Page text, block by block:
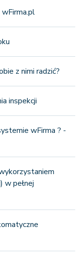
z nimi radzić?
inspekcji
wFirma ? -
w pełnej